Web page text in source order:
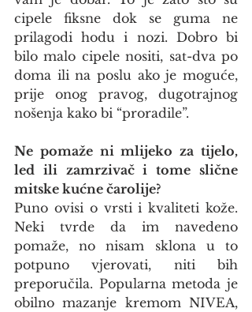
cipele fiksne dok se guma ne
prilagodi hodu i nozi. Dobro bi
bilo malo cipele nositi, sat-dva po
doma ili na poslu ako je moguće,
prije onog pravog, dugotrajnog
nošenja kako bi “proradile”.
Ne pomaže ni mlijeko za tijelo,
led ili zamrzivač i tome slične
mitske kućne čarolije?
Puno ovisi o vrsti i kvaliteti kože.
Neki tvrde da im navedeno
pomaže, no nisam sklona u to
potpuno vjerovati, niti bih
preporučila. Popularna metoda je
obilno mazanje kremom NIVEA,